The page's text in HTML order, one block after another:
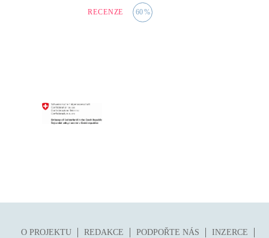
RECENZE 60%
O PROJEKTU REDAKCE PODPOŘTE NÁS
INZERCE